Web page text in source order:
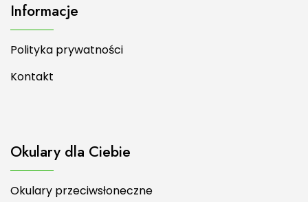
Informacje
Polityka prywatności
Kontakt
Okulary dla Ciebie
Okulary przeciwsłoneczne